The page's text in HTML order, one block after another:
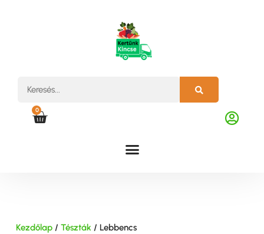
0
Kezdőlap/ Tészták / Lebbencs